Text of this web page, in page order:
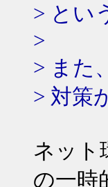
> とい
>
> また
> 対策
ネット
の一時